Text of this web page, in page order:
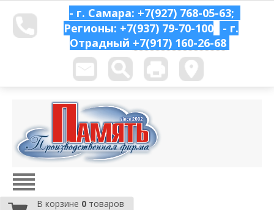
- г. Самара: +7(927) 768-05-63;
Регионы: +7(937) 79-70-100
- г.
Отрадный +7(917) 160-26-68
В корзине 0 товаров